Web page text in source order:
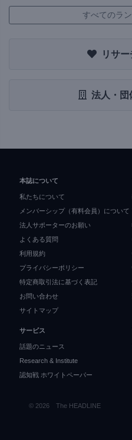
すべてのラ
リサ
法人・団
本誌について
私たちについて
メンバーシップ（有料会員）について
法人サポーターのお願い
よくある質問
利用規約
プライバシーポリシー
特定商取引法に基づく表記
お問い合わせ
サイトマップ
サービス
話題のニュース
Research & Institute
認知戦 ホワイトペーパー
© 2026 The HEADLINE